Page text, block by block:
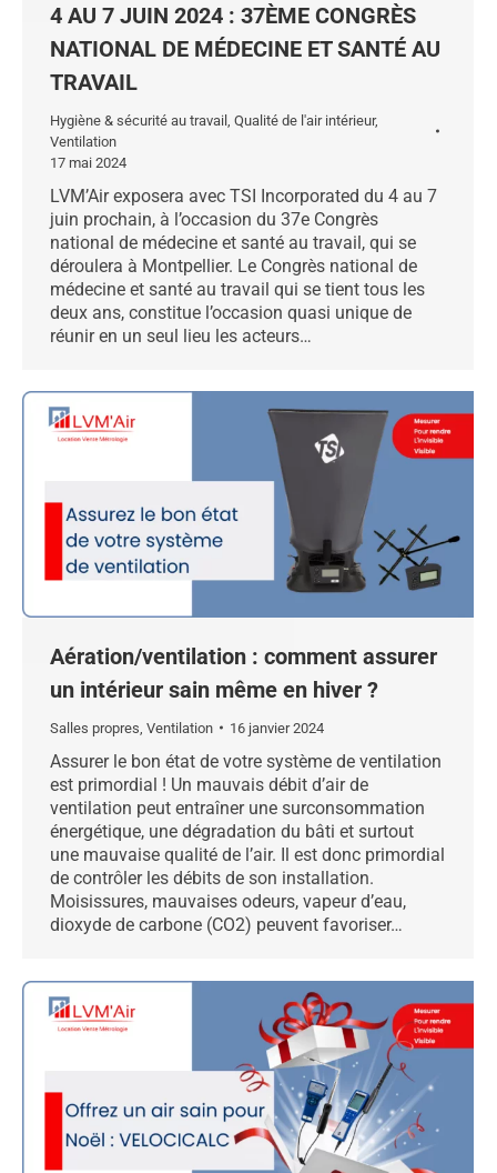
4 AU 7 JUIN 2024 : 37ÈME CONGRÈS
NATIONAL DE MÉDECINE ET SANTÉ AU
TRAVAIL
Hygiène & sécurité au travail Qualité de l'air intérieur,
Ventilation
17 mai 2024
LVM’Air exposera avec TSI Incorporated du 4 au 7
juin prochain, à l’occasion du 37e Congrès
national de médecine et santé au travail, qui se
déroulera à Montpellier. Le Congrès national de
médecine et santé au travail qui se tient tous les
deux ans, constitue l’occasion quasi unique de
réunir en un seul lieu les acteurs…
Aération/ventilation : comment assurer
un intérieur sain même en hiver ?
Salles propres Ventilation 16 janvier 2024
Assurer le bon état de votre système de ventilation
est primordial ! Un mauvais débit d’air de
ventilation peut entraîner une surconsommation
énergétique, une dégradation du bâti et surtout
une mauvaise qualité de l’air. Il est donc primordial
de contrôler les débits de son installation.
Moisissures, mauvaises odeurs, vapeur d’eau,
dioxyde de carbone (CO2) peuvent favoriser…